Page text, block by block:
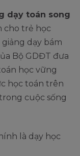
dạy toán song
cho trẻ học
dạy bám
Bộ GDĐT đưa
học vững
học toán trên
cuộc sống
là dạy học